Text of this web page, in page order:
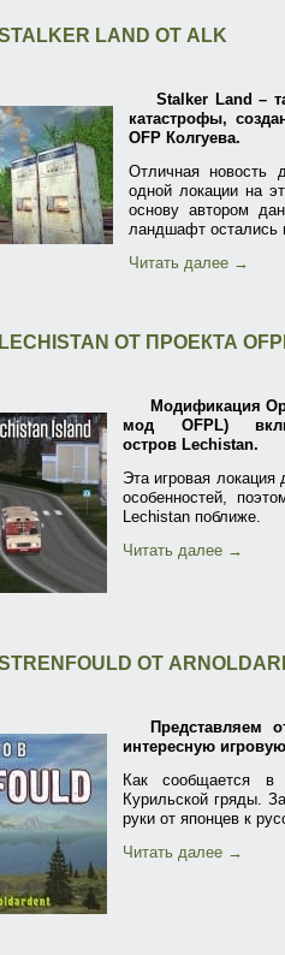
LAND ОТ ALK
Stalker Land –
катастрофы,
OFP Колгуева.
Отличная новость
одной локации на
основу автором
ландшафт остались
Читать далее →
ОТ ПРОЕКТА
Модификация
мод OFPL)
остров Lechistan.
Эта игровая
особенностей,
Lechistan поближе.
Читать далее →
ОТ
Представляем
интересную
Как сообщается в
Курильской гряды.
руки от японцев к
Читать далее →